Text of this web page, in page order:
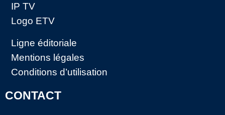
IP TV
Logo ETV
Ligne éditoriale
Mentions légales
Conditions d’utilisation
CONTACT